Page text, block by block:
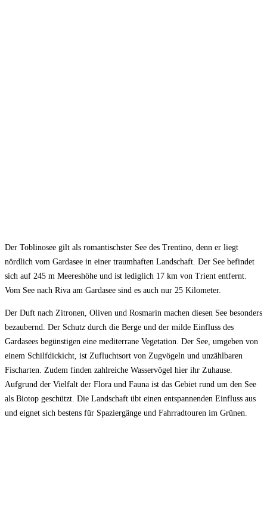
Der Toblinosee gilt als romantischster See des Trentino, denn er liegt
nördlich vom Gardasee in einer traumhaften Landschaft. Der See befindet
sich auf 245 m Meereshöhe und ist lediglich 17 km von Trient entfernt.
Vom See nach Riva am Gardasee sind es auch nur 25 Kilometer.
Der Duft nach Zitronen, Oliven und Rosmarin machen diesen See besonders
bezaubernd. Der Schutz durch die Berge und der milde Einfluss des
Gardasees begünstigen eine mediterrane Vegetation. Der See, umgeben von
einem Schilfdickicht, ist Zufluchtsort von Zugvögeln und unzählbaren
Fischarten. Zudem finden zahlreiche Wasservögel hier ihr Zuhause.
Aufgrund der Vielfalt der Flora und Fauna ist das Gebiet rund um den See
als Biotop geschützt. Die Landschaft übt einen entspannenden Einfluss aus
und eignet sich bestens für Spaziergänge und Fahrradtouren im Grünen.